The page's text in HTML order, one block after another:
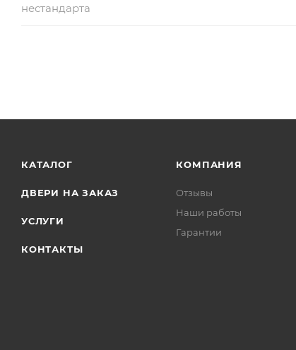
нестандарта
КАТАЛОГ
ДВЕРИ НА ЗАКАЗ
УСЛУГИ
КОНТАКТЫ
КОМПАНИЯ
Отзывы
Наши работы
Гарантии